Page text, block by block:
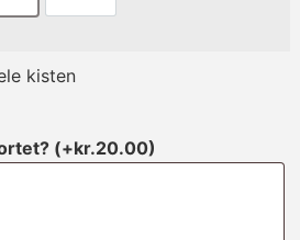
kisten
(+kr.20.00)